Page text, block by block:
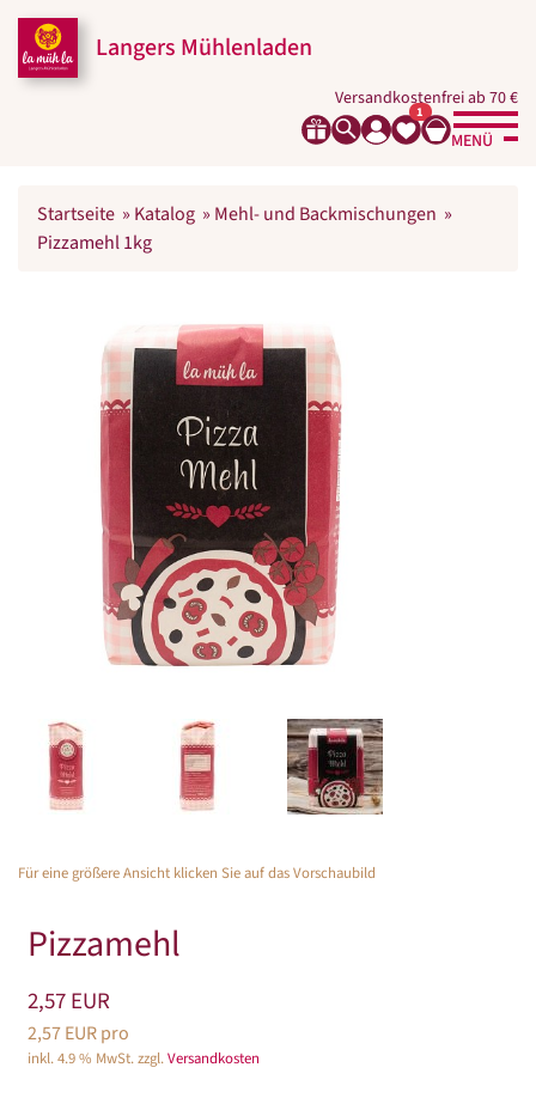
Langers Mühlenladen
Versandkostenfrei ab 70 €
1
MENÜ
Startseite » Katalog » Mehl- und Backmischungen »
Pizzamehl 1kg
Für eine größere Ansicht klicken Sie auf das Vorschaubild
Pizzamehl
2,57 EUR
2,57 EUR pro
inkl. 4.9 % MwSt. zzgl.Versandkosten